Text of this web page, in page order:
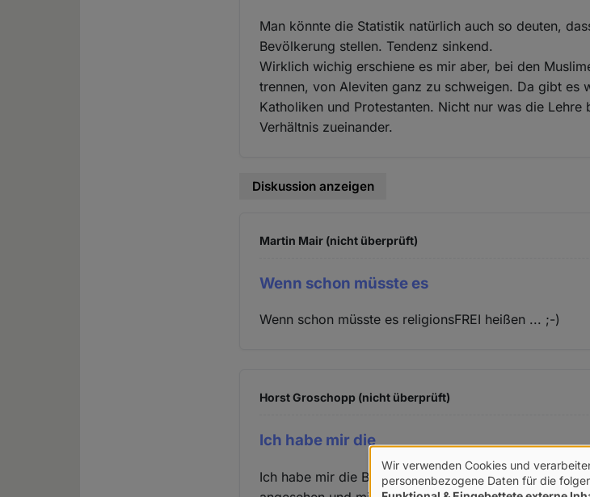
Man könnte die Statistik natürlich auch so deuten,
Bevölkerung stellen. Tendenz sinkend.
Wirklich wichig erschiene es mir aber, bei den
trennen, von Aleviten ganz zu schweigen. Da gibt es
Katholiken und Protestanten. Nicht nur was die
Verhältnis zueinander.
Diskussion anzeigen
Martin Mair (nicht überprüft)
Wenn schon müsste es
Wenn schon müsste es religionsFREI heißen ... ;-)
Horst Groschopp (nicht überprüft)
Ich habe mir die
Ich habe mir die Berechnungsgrundlage für die 0,4
Verwendung
Wir verwenden Cookies und
personenbezogene Daten für die